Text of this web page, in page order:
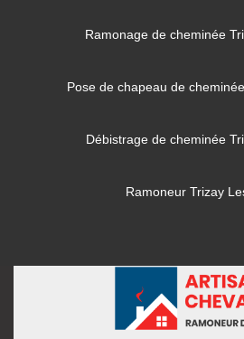
Ramonage de cheminée
Pose de chapeau de
Débistrage de cheminée
Ramoneur Trizay